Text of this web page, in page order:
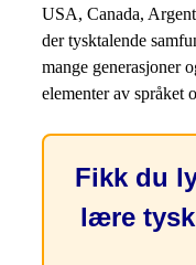
USA, Canada,
der tysktalende
mange generasjoner
elementer av språket
Fikk du
lære